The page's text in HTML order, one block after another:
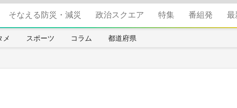
そなえる防災・減災 政治スクエア 特集 番組発 最
メ スポーツ コラム 都道府県